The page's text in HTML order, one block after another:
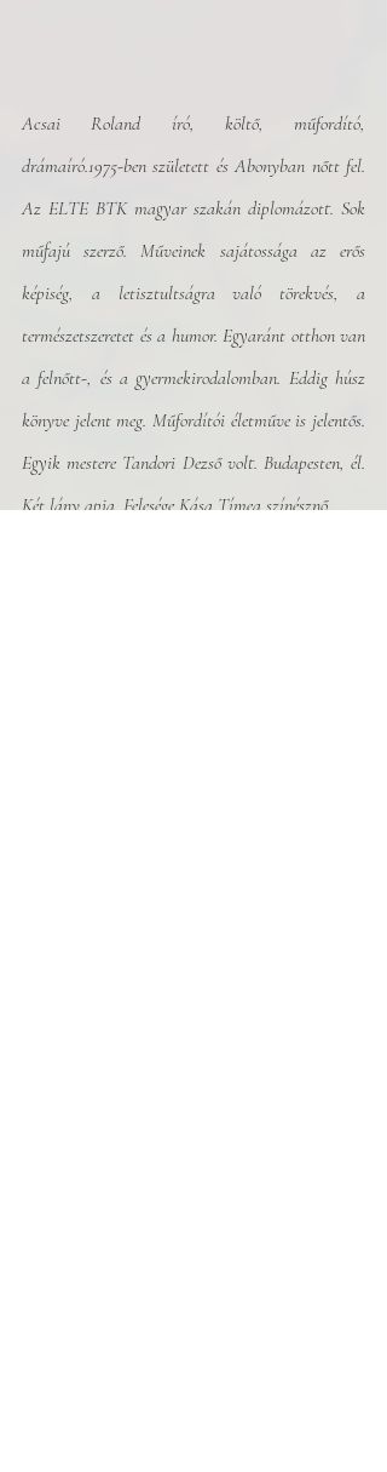
Acsai Roland író, költő, műfordító,
drámaíró.1975-ben született és Abonyban nőtt fel.
Az ELTE BTK magyar szakán diplomázott. Sok
műfajú szerző. Műveinek sajátossága az erős
képiség, a letisztultságra való törekvés, a
természetszeretet és a humor. Egyaránt otthon van
a felnőtt-, és a gyermekirodalomban. Eddig húsz
könyve jelent meg. Műfordítói életműve is jelentős.
Egyik mestere Tandori Dezső volt. Budapesten, él.
Két lány apja. Felesége Kása Tímea színésznő.